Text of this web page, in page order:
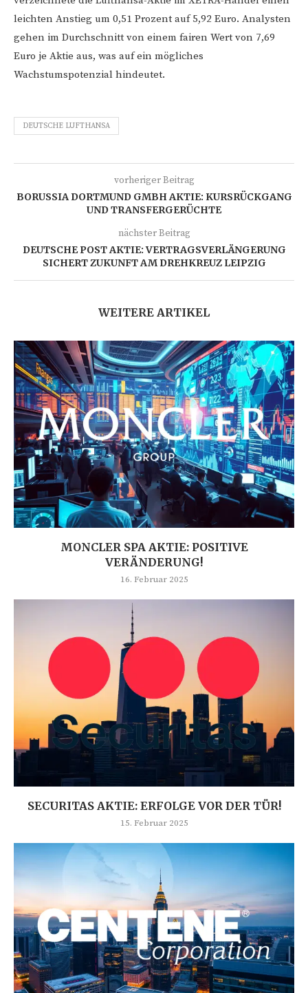
leichten Anstieg um 0,51 Prozent auf 5,92 Euro. Analysten
gehen im Durchschnitt von einem fairen Wert von 7,69
Euro je Aktie aus, was auf ein mögliches
Wachstumspotenzial hindeutet.
DEUTSCHE LUFTHANSA
vorheriger Beitrag
BORUSSIA DORTMUND GMBH AKTIE: KURSRÜCKGANG
UND TRANSFERGERÜCHTE
nächster Beitrag
DEUTSCHE POST AKTIE: VERTRAGSVERLÄNGERUNG
SICHERT ZUKUNFT AM DREHKREUZ LEIPZIG
WEITERE ARTIKEL
MONCLER SPA AKTIE: POSITIVE
VERÄNDERUNG!
16. Februar 2025
SECURITAS AKTIE: ERFOLGE VOR DER TÜR!
15. Februar 2025